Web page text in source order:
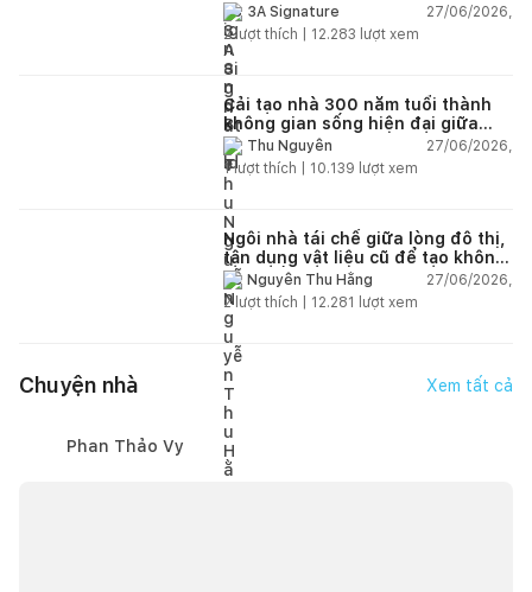
3A Signature
27/06/2026,
2lượt thích | 12.283 lượt xem
Cải tạo nhà 300 năm tuổi thành
không gian sống hiện đại giữa
thiên nhiên
Thu Nguyễn
27/06/2026,
1lượt thích | 10.139 lượt xem
Ngôi nhà tái chế giữa lòng đô thị,
tận dụng vật liệu cũ để tạo không
gian sống linh hoạt
Nguyễn Thu Hằng
27/06/2026,
2lượt thích | 12.281 lượt xem
Chuyện nhà Xem tất cả
Phan Thảo Vy